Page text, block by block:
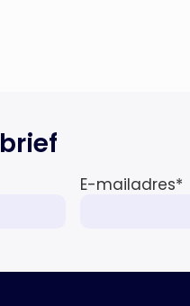
E-mailadres*